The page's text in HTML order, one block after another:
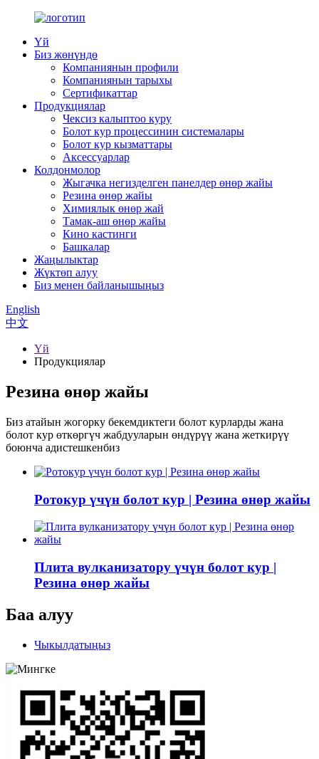
Үй
Биз жөнүндө
Компаниянын профили
Компаниянын тарыхы
Сертификаттар
Продукциялар
Чексиз калыптоо куру
Болот кур процессинин системалары
Болот кур кызматтары
Аксессуарлар
Колдонмолор
Жыгачка негизделген панелдер өнөр жайы
Резина өнөр жайы
Химиялык өнөр жай
Тамак-аш өнөр жайы
Кино кастинги
Башкалар
Жаңылыктар
Жүктөп алуу
Биз менен байланышыңыз
English
中文
Үй
Продукциялар
Резина өнөр жайы
Биз атайын жогорку бекемдиктеги болот курларды жана
болот кур өткөргүч жабдууларын өндүрүү жана жеткирүү
боюнча адистешкенбиз
Ротокур үчүн болот кур | Резина өнөр жайы
Плита вулканизатору үчүн болот кур |
Резина өнөр жайы
Баа алуу
Чыкылдатыңыз